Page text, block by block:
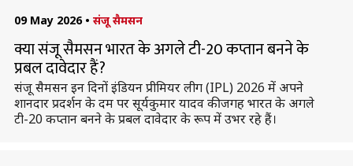
09 May 2026 • संजू सैमसन
क्या संजू सैमसन भारत के अगले टी-20 कप्तान बनने के
प्रबल दावेदार हैं?
संजू सैमसन इन दिनों इंडियन प्रीमियर लीग (IPL) 2026 में अपने
शानदार प्रदर्शन के दम पर सूर्यकुमार यादव की जगह भारत के अगले
टी-20 कप्तान बनने के प्रबल दावेदार के रूप में उभर रहे हैं।